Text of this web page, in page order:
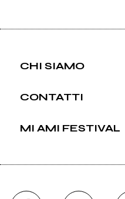
CHI SIAMO
CONTATTI
MI AMI FESTIVAL